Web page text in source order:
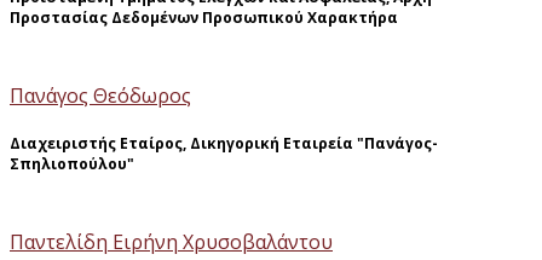
Προστασίας Δεδομένων Προσωπικού Χαρακτήρα
Πανάγος Θεόδωρος
Διαχειριστής Εταίρος, Δικηγορική Εταιρεία "Πανάγος-
Σπηλιοπούλου"
Παντελίδη Ειρήνη Χρυσοβαλάντου